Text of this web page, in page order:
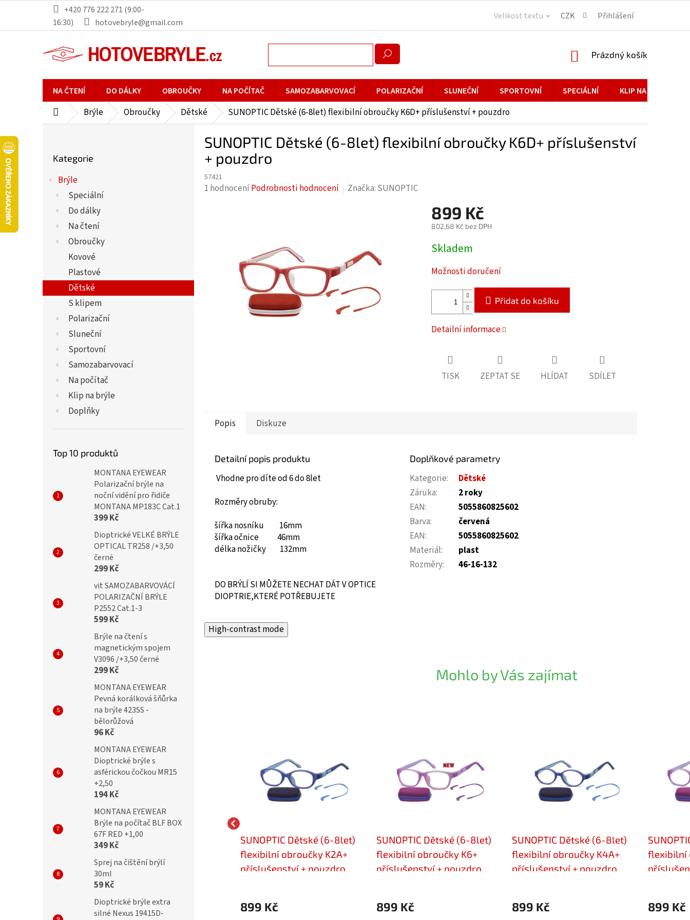
obsah
+420 776 222 271 (9:00-
16:30)
hotovebryle@gmail.com
Velikost textu CZK Přihlášení
NÁKUPNÍ
Prázdný košík
NA ČTENÍ DO DÁLKY OBROUČKY NA POČÍTAČ SAMOZABARVOVACÍ POLARIZAČNÍ SLUNEČNÍ SPORTOVNÍ SPECIÁLNÍ KLIP NA BRÝLE
DomůBrýle Obroučky Dětské SUNOPTIC Dětské (6-8let) flexibilní obroučky K6D+ příslušenství + pouzdro
e
l
kategorie
Kategorie
Brýle
Speciální
Do dálky
Na čtení
Obroučky
Kovové
Plastové
Dětské
S klipem
Polarizační
Sluneční
Sportovní
Samozabarvovací
Na počítač
Klip na brýle
Doplňky
Top 10 produktů
MONTANA EYEWEAR
Polarizační brýle na
noční vidění pro řidiče
MONTANA MP183C Cat.1
399 Kč
Dioptrické VELKÉ BRÝLE
OPTICAL TR258 /+3,50
černé
299 Kč
vit SAMOZABARVOVÁCÍ
POLARIZAČNÍ BRÝLE
P2552 Cat.1-3
599 Kč
Brýle na čtení s
magnetickým spojem
V3096 /+3,50 černé
299 Kč
MONTANA EYEWEAR
Pevná korálková šňůrka
na brýle 423SS -
bělorůžová
96 Kč
MONTANA EYEWEAR
Dioptrické brýle s
asférickou čočkou MR15
+2,50
194 Kč
MONTANA EYEWEAR
Brýle na počítač BLF BOX
67F RED +1,00
349 Kč
Sprej na čištění brýlí
30ml
59 Kč
Dioptrické brýle extra
silné Nexus 19415D-
SUNOPTIC Dětské (6-8let) flexibilní obroučky K6D+ příslušenství
+ pouzdro
57421
Průměrné
hvězdiček.
1 hodnoceníPodrobnosti hodnocení Značka: SUNOPTIC
899 Kč
802,68 Kč bez DPH
Měrná
cena:
Skladem
Možnosti doručení
Přidat do košíku
Detailní informace
TISK ZEPTAT SE HLÍDAT SDÍLET
Popis Diskuze
Detailní popis produktu
Vhodne pro díte od 6 do 8let
Rozměry obruby:
šířka nosníku 16mm
šířka očnice 46mm
délka nožičky 132mm
DO BRÝLÍ SI MŮŽETE NECHAT DÁT V OPTICE
DIOPTRIE,KTERÉ POTŘEBUJETE
Doplňkové parametry
Kategorie:
Dětské
Záruka:
2 roky
EAN:
5055860825602
Barva:
červená
EAN:
5055860825602
Materiál:
plast
Rozměry: 46-16-132
High-contrast mode
Mohlo by Vás zajímat
+ pouzdro
SUNOPTIC Dětské (6-8let)
příslušenství + pouzdro
899 Kč
SUNOPTIC Dětské (6-8let)
flexibilní obroučky K2A+
příslušenství + pouzdro
899 Kč
SUNOPTIC Dětské (6-8let)
flexibilní obroučky K6+
příslušenství + pouzdro
899 Kč
SUNOPTIC Dětské (6-8let)
flexibilní obroučky K4A+
příslušenství + pouzdro
899 Kč
flexibilní
899 Kč